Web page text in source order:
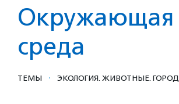
Окружающая
среда
ТЕМЫ · ЭКОЛОГИЯ. ЖИВОТНЫЕ. ГОРОД